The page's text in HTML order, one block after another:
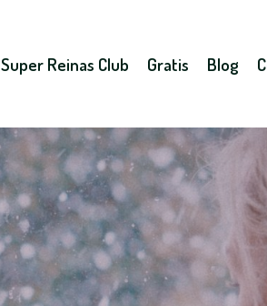
Super Reinas Club Gratis Blog